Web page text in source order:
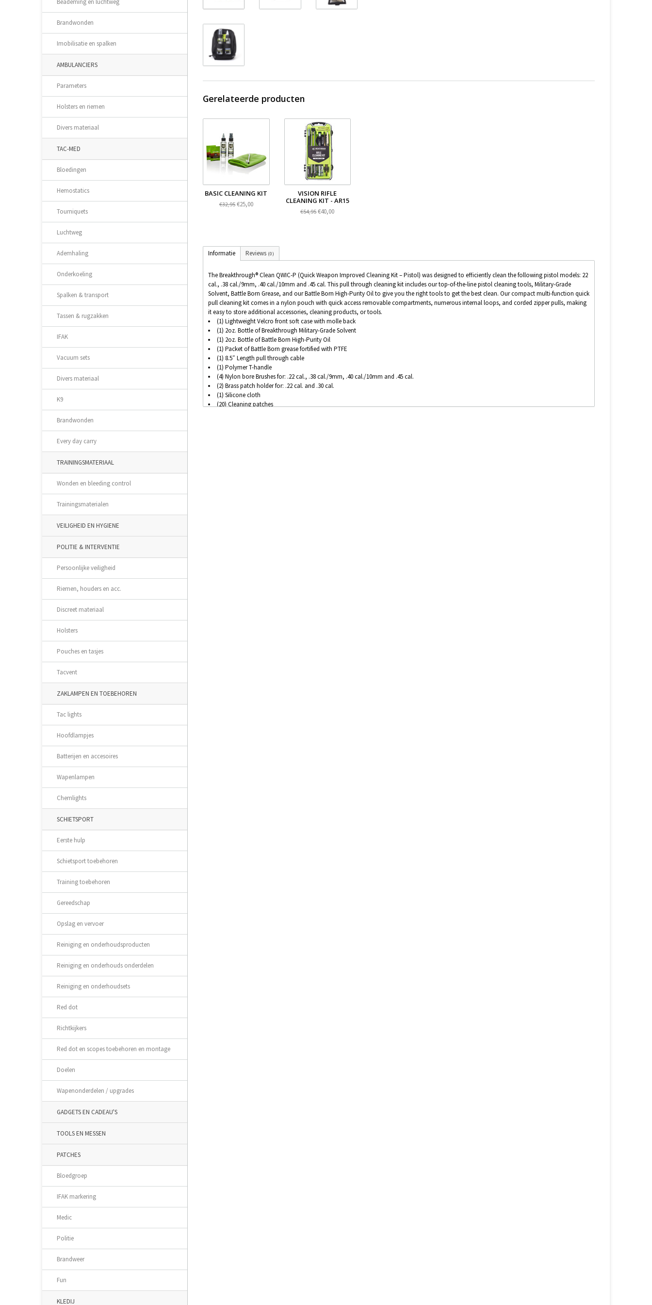
Beademing en luchtweg
Brandwonden
Imobilisatie en spalken
AMBULANCIERS
Parameters
Holsters en riemen
Divers materiaal
TAC-MED
Bloedingen
Hemostatics
Tourniquets
Luchtweg
Ademhaling
Onderkoeling
Spalken & transport
Tassen & rugzakken
IFAK
Vacuum sets
Divers materiaal
K9
Brandwonden
Every day carry
TRAININGSMATERIAAL
Wonden en bleeding control
Trainingsmaterialen
VEILIGHEID EN HYGIENE
POLITIE & INTERVENTIE
Persoonlijke veiligheid
Riemen, houders en acc.
Discreet materiaal
Holsters
Pouches en tasjes
Tacvent
ZAKLAMPEN EN TOEBEHOREN
Tac lights
Hoofdlampjes
Batterijen en accesoires
Wapenlampen
Chemlights
SCHIETSPORT
Eerste hulp
Schietsport toebehoren
Training toebehoren
Gereedschap
Opslag en vervoer
Reiniging en onderhoudsproducten
Reiniging en onderhouds onderdelen
Reiniging en onderhoudsets
Red dot
Richtkijkers
Red dot en scopes toebehoren en montage
Doelen
Wapenonderdelen / upgrades
GADGETS EN CADEAU'S
TOOLS EN MESSEN
PATCHES
Bloedgroep
IFAK markering
Medic
Politie
Brandweer
Fun
KLEDIJ
Gerelateerde producten
BASIC CLEANING KIT
€32,95€25,00
VISION RIFLE
CLEANING KIT - AR15
€54,95€40,00
Informatie Reviews (0)
The Breakthrough® Clean QWIC-P (Quick Weapon Improved Cleaning Kit – Pistol) was designed to efficiently clean the following pistol models: 22
cal., .38 cal./9mm, .40 cal./10mm and .45 cal. This pull through cleaning kit includes our top-of-the-line pistol cleaning tools, Military-Grade
Solvent, Battle Born Grease, and our Battle Born High-Purity Oil to give you the right tools to get the best clean. Our compact multi-function quick
pull cleaning kit comes in a nylon pouch with quick access removable compartments, numerous internal loops, and corded zipper pulls, making
it easy to store additional accessories, cleaning products, or tools.
(1) Lightweight Velcro front soft case with molle back
(1) 2oz. Bottle of Breakthrough Military-Grade Solvent
(1) 2oz. Bottle of Battle Born High-Purity Oil
(1) Packet of Battle Born grease fortified with PTFE
(1) 8.5″ Length pull through cable
(1) Polymer T-handle
(4) Nylon bore Brushes for: .22 cal., .38 cal./9mm, .40 cal./10mm and .45 cal.
(2) Brass patch holder for: .22 cal. and .30 cal.
(1) Silicone cloth
(20) Cleaning patches